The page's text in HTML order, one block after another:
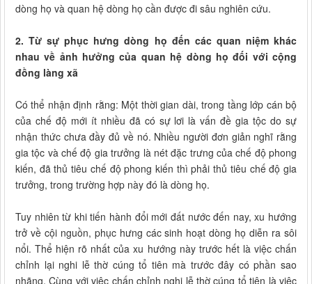
dòng họ và quan hệ dòng họ cần được đi sâu nghiên cứu.
2. Từ sự phục hưng dòng họ đến các quan niệm khác
nhau về ảnh hưởng của quan hệ dòng họ đối với cộng
đồng làng xã
Có thể nhận định rằng: Một thời gian dài, trong tầng lớp cán bộ
của chế độ mới ít nhiều đã có sự lơi là vấn đề gia tộc do sự
nhận thức chưa đầy đủ về nó. Nhiều người đơn giản nghĩ rằng
gia tộc và chế độ gia trưởng là nét đặc trưng của chế độ phong
kiến, đã thủ tiêu chế độ phong kiến thì phải thủ tiêu chế độ gia
trưởng, trong trường hợp này đó là dòng họ.
Tuy nhiên từ khi tiến hành đổi mới đất nước đến nay, xu hướng
trở về cội nguồn, phục hưng các sinh hoạt dòng họ diễn ra sôi
nổi. Thể hiện rõ nhất của xu hướng này trước hết là việc chấn
chỉnh lại nghi lễ thờ cúng tổ tiên mà trước đây có phần sao
nhãng. Cùng với việc chấn chỉnh nghi lễ thờ cúng tổ tiên là việc